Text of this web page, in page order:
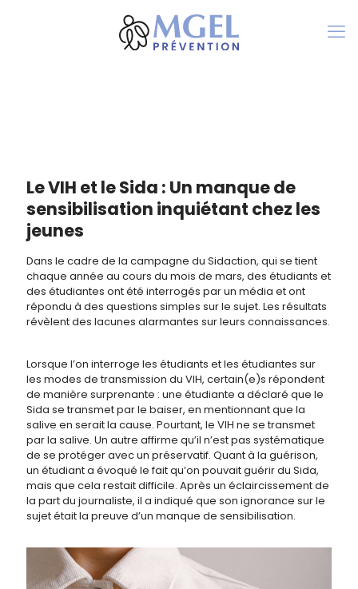
Le VIH et le Sida : Un manque de
sensibilisation inquiétant chez les
jeunes
Dans le cadre de la campagne du Sidaction, qui se tient
chaque année au cours du mois de mars, des étudiants et
des étudiantes ont été interrogés par un média et ont
répondu à des questions simples sur le sujet. Les résultats
révèlent des lacunes alarmantes sur leurs connaissances.
Lorsque l’on interroge les étudiants et les étudiantes sur
les modes de transmission du VIH, certain(e)s répondent
de manière surprenante : une étudiante a déclaré que le
Sida se transmet par le baiser, en mentionnant que la
salive en serait la cause. Pourtant, le VIH ne se transmet
par la salive. Un autre affirme qu’il n’est pas systématique
de se protéger avec un préservatif. Quant à la guérison,
un étudiant a évoqué le fait qu’on pouvait guérir du Sida,
mais que cela restait difficile. Après un éclaircissement de
la part du journaliste, il a indiqué que son ignorance sur le
sujet était la preuve d’un manque de sensibilisation.